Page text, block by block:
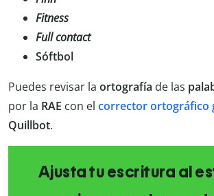
Fitness
Full contact
Sóftbol
Puedes revisar la ortografía de las
por la RAE con el corrector ortográfico
Quillbot.
Ajusta tu escritura al